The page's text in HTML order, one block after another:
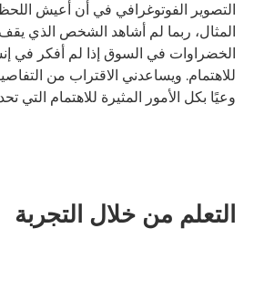
التصوير الفوتوغرافي في أن أعيش
المثال، ربما لم أشاهد الشخص الذي
الخضراوات في السوق إذا لم أفكر في
للاهتمام. ويساعدني الاقتراب من
وعيًا بكل الأمور المثيرة للاهتمام
التعلم من خلال التجربة